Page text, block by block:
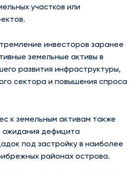
участков или
инвесторов заранее
земельные активы в
развития инфраструктуры,
сектора и повышения спроса
к земельным активам также
ожидания дефицита
под застройку в наиболее
районах острова.